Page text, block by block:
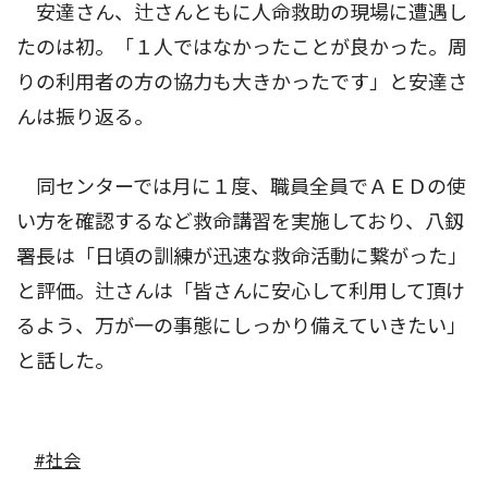
安達さん、辻さんともに人命救助の現場に遭遇し
たのは初。「１人ではなかったことが良かった。周
りの利用者の方の協力も大きかったです」と安達さ
んは振り返る。
同センターでは月に１度、職員全員でＡＥＤの使
い方を確認するなど救命講習を実施しており、八釼
署長は「日頃の訓練が迅速な救命活動に繋がった」
と評価。辻さんは「皆さんに安心して利用して頂け
るよう、万が一の事態にしっかり備えていきたい」
と話した。
#社会